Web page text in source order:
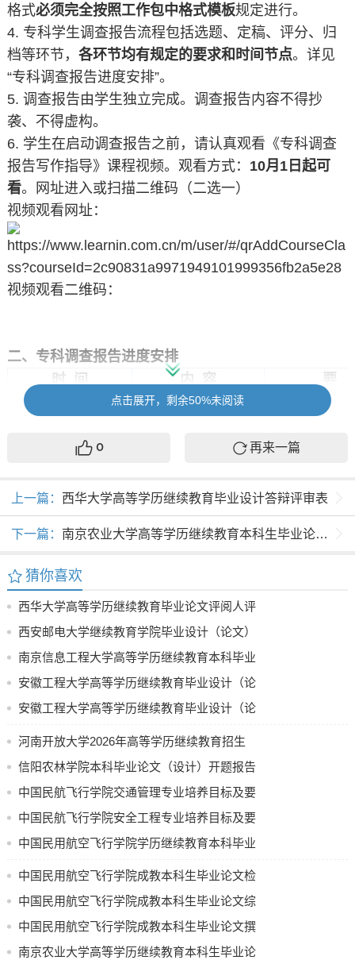
格式必须完全按照工作包中格式模板规定进行。
4. 专科学生调查报告流程包括选题、定稿、评分、归
档等环节， 各环节均有规定的要求和时间节点。详见
“专科调查报告进度安排”。
5. 调查报告由学生独立完成。调查报告内容不得抄
袭、不得虚构。
6. 学生在启动调查报告之前，请认真观看《专科调查
报告写作指导》课程视频。观看方式： 10月1日起可
看。网址进入或扫描二维码（二选一）
视频观看网址：
https://www.learnin.com.cn/m/user/#/qrAddCourseCla
ss?courseId=2c90831a9971949101999356fb2a5e28
视频观看二维码：
二、专科调查报告进度安排
时 间
内 容
要
2025年9月底—
调查报告启动
1.学校发布
熟悉专科
统
3.学生明确
2025年10月31日
2025年12月31日
点击展开，剩余50%未阅读
0 再来一篇
上一篇： 西华大学高等学历继续教育毕业设计答辩评审表
下一篇： 南京农业大学高等学历继续教育本科生毕业论文(设计) 中期检查表
猜你喜欢
西华大学高等学历继续教育毕业论文评阅人评
阅表
西安邮电大学继续教育学院毕业设计（论文）
撰写规范 （试行）
南京信息工程大学高等学历继续教育本科毕业
论文（设计） 开题报告
安徽工程大学高等学历继续教育毕业设计（论
文）任务书
安徽工程大学高等学历继续教育毕业设计（论
文）答辩问题记录
河南开放大学2026年高等学历继续教育招生
计划公示
信阳农林学院本科毕业论文（设计）开题报告
中国民航飞行学院交通管理专业培养目标及要
求（节选）
中国民航飞行学院安全工程专业培养目标及要
求
中国民用航空飞行学院学历继续教育本科毕业
论文（设计）使用 AI 工具的规定（试行）
中国民用航空飞行学院成教本科生毕业论文检
测要求
中国民用航空飞行学院成教本科生毕业论文综
合成绩评定办法
中国民用航空飞行学院成教本科生毕业论文撰
写和答辩流程
南京农业大学高等学历继续教育本科生毕业论